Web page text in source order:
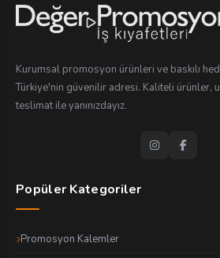
Kurumsal promosyon ürünleri ve baskılı
Türkiye'nin güvenilir adresi. Kaliteli ürünler,
teslimat ile yanınızdayız.
Popüler Kategoriler
Promosyon Kalemler